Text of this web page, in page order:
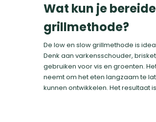
Wat kun je
grillmethode?
De low en slow grillmethode is
Denk aan varkensschouder,
gebruiken voor vis en groenten.
neemt om het eten langzaam te
kunnen ontwikkelen. Het resultaat